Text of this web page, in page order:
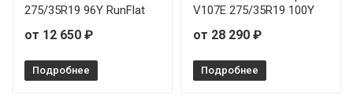
275/35R19 96Y RunFlat
от 12 650 ₽
Подробнее
V107E 275/35R19 100Y
от 28 290 ₽
Подробнее